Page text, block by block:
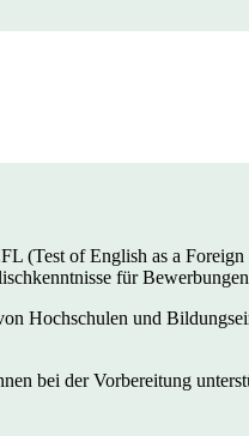
(Test of English as a
für
Hochschulen und
bei der Vorbereitung